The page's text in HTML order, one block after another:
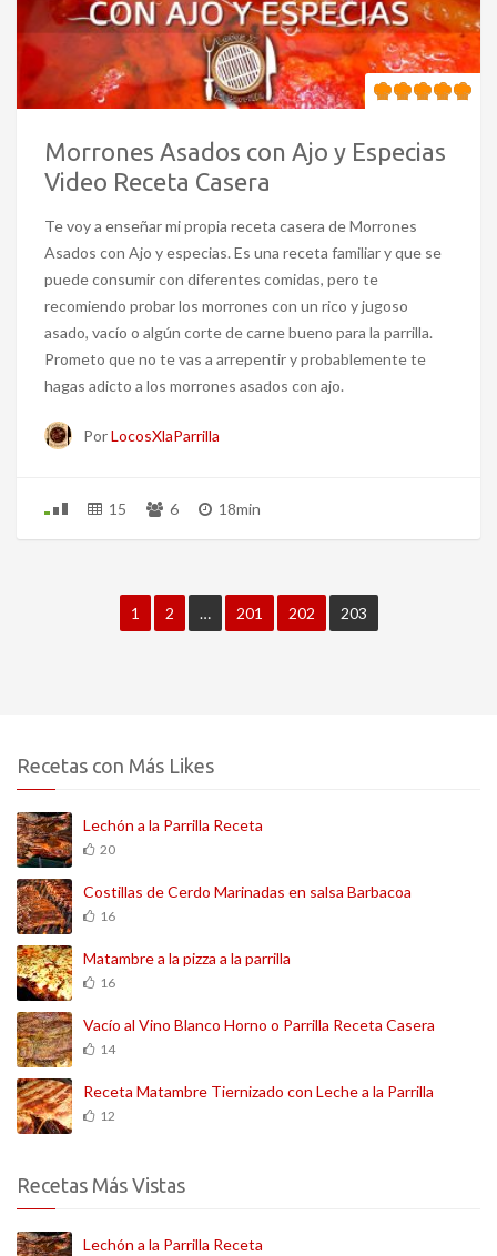
Morrones Asados con Ajo y Especias
Video Receta Casera
Te voy a enseñar mi propia receta casera de Morrones
Asados con Ajo y especias. Es una receta familiar y que se
puede consumir con diferentes comidas, pero te
recomiendo probar los morrones con un rico y jugoso
asado, vacío o algún corte de carne bueno para la parrilla.
Prometo que no te vas a arrepentir y probablemente te
hagas adicto a los morrones asados con ajo.
PorLocosXlaParrilla
15 6 18min
1 2 … 201 202 203
Recetas con Más Likes
Lechón a la Parrilla Receta
20
Costillas de Cerdo Marinadas en salsa Barbacoa
16
Matambre a la pizza a la parrilla
16
Vacío al Vino Blanco Horno o Parrilla Receta Casera
14
Receta Matambre Tiernizado con Leche a la Parrilla
12
Recetas Más Vistas
Lechón a la Parrilla Receta